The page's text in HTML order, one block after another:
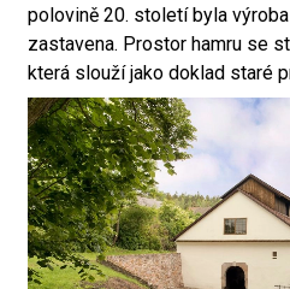
polovině 20. století byla
zastavena. Prostor hamru se
která slouží jako doklad staré